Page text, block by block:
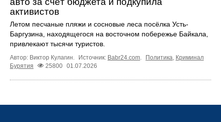
активистов
Летом песчаные пляжи и сосновые леса посёлка Усть-
Баргузина, находящегося на восточном побережье Байкала,
привлекают тысячи туристов.
Автор: Виктор Кулагин. Источник: Babr24.com. Политика, Криминал
Бурятия
25800 01.07.2026